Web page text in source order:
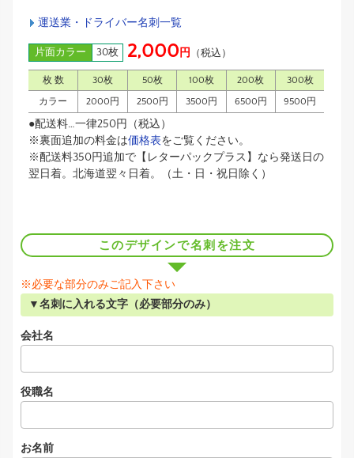
運送業・ドライバー名刺一覧
片面カラー 30枚 2,000円 （税込）
枚 数 30枚 50枚 100枚 200枚 300枚
カラー 2000円 2500円 3500円 6500円 9500円
●配送料…一律250円（税込）
※裏面追加の料金は価格表をご覧ください。
※配送料350円追加で【レターパックプラス】なら発送日の
翌日着。北海道翌々日着。（土・日・祝日除く）
このデザインで名刺を注文
※必要な部分のみご記入下さい
▼名刺に入れる文字（必要部分のみ）
会社名
役職名
お名前